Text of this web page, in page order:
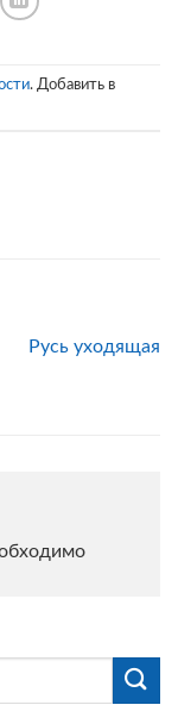
. Добавить в
Русь уходящая